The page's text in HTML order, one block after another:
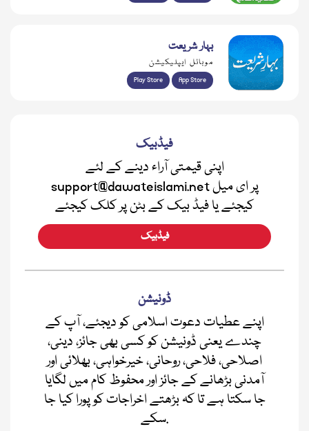
بہار شریعت
موبائل ایپلیکیشن
Play Store App Store
فیڈبیک
اپنی قیمتی آراء دینے کے لئے
support@dawateislami.net پر ای میل
کیجئے یا فیڈ بیک کے بٹن پر کلک کیجئے
فیڈبیک
ڈونیشن
اپنے عطیات دعوت اسلامی کو دیجئے، آپ کے
چندے یعنی ڈونیشن کو کسی بھی جائز، دینی،
اصلاحی، فلاحی، روحانی، خیرخواہی، بھلائی اور
آمدنی بڑھانے کے جائز اور محفوظ کام میں لگایا
جا سکتا ہے تا کہ بڑھتے اخراجات کو پورا کیا جا
سکے.